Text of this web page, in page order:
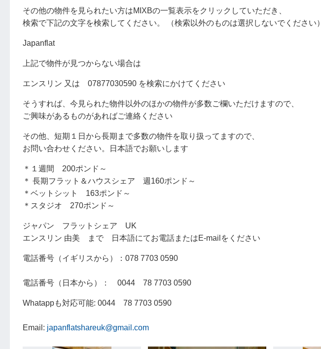
その他の物件を見られたい方はMIXBの一覧表示をクリックしていただき、
検索で下記の文字を検索してください。 （検索以外のものは選択しないでください）
Japanflat
上記で物件が見つからない場合は
エンスリン 又は 07877030590 を検索にかけてください
そうすれば、今見られた物件以外のほかの物件が多数ご欄いただけますので、
ご興味があるものがあればご連絡ください
その他、短期１日から長期まで多数の物件を取り扱ってますので、
お問い合わせください。日本語でお願いします
＊１週間 200ポンド～
＊ 長期フラット＆ハウスシェア 週160ポンド～
＊ベットシット 163ポンド～
＊スタジオ 270ポンド～
ジャパン フラットシェア UK
エンスリン 由美 まで 日本語にてお電話またはE-mailをください
電話番号（イギリスから）：078 7703 0590
電話番号（日本から）： 0044 78 7703 0590
Whatappも対応可能: 0044 78 7703 0590
Email: japanflatshareuk@gmail.com